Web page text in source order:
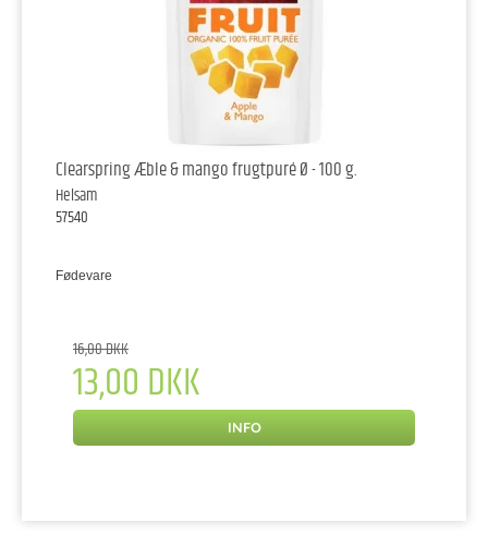
Clearspring Æble & mango frugtpuré Ø - 100 g.
Helsam
57540
Fødevare
16,00 DKK
13,00 DKK
INFO